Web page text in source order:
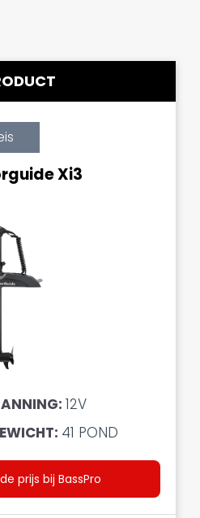
Xi3
12V
41 POND
prijs bij BassPro